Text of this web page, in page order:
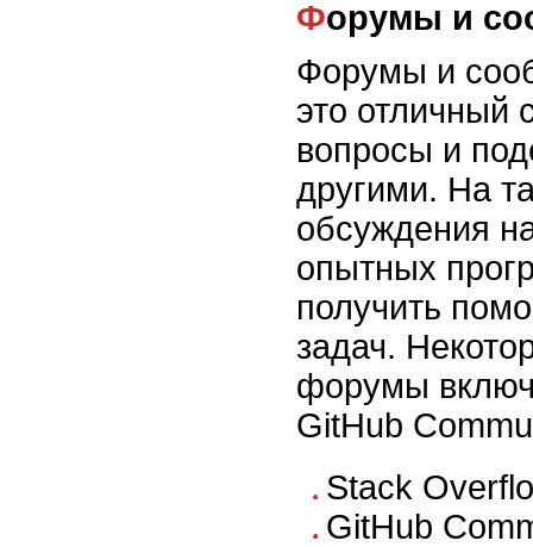
Форумы и
Форумы и
это отличный
вопросы и
другими. На
обсуждения
опытных
получить
задач.
форумы
GitHub
Stack
GitHub